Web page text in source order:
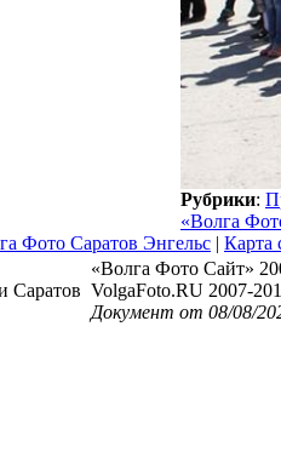
Рубрики:
«Волга
Фото Саратов Энгельс | Карта
Саратов
«Волга Фото Сайт»
VolgaFoto.RU 2007-
Документ от 08/08/